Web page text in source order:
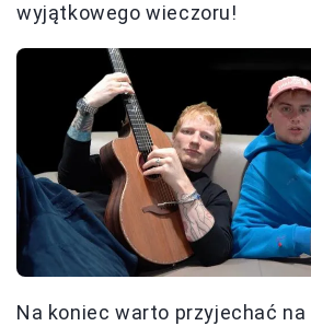
wyjątkowego wieczoru!
Na koniec warto przyjechać